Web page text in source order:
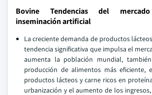
Bovine Tendencias del
inseminación artificial
La creciente demanda de productos
tendencia significativa que impulsa el
aumenta la población mundial,
producción de alimentos más eficiente,
productos lácteos y carne ricos en
urbanización y el aumento de los